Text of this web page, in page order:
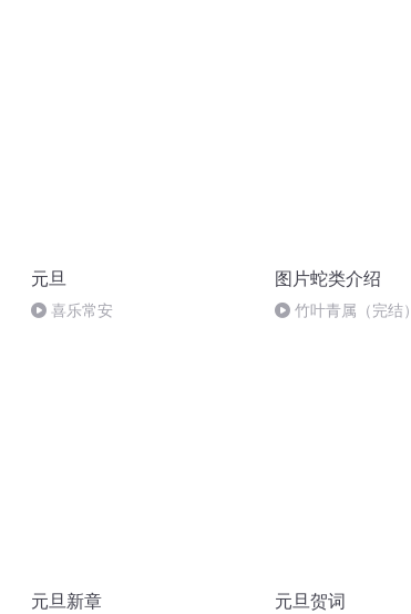
元旦
喜乐常安
图片蛇类介绍
竹叶青属（完结）
元旦新章 元旦贺词